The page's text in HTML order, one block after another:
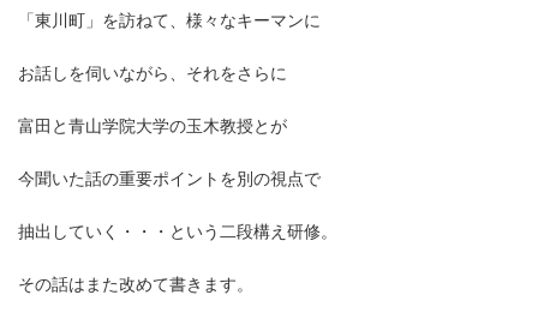
「東川町」を訪ねて、様々なキーマンに
お話しを伺いながら、それをさらに
富田と青山学院大学の玉木教授とが
今聞いた話の重要ポイントを別の視点で
抽出していく・・・という二段構え研修。
その話はまた改めて書きます。